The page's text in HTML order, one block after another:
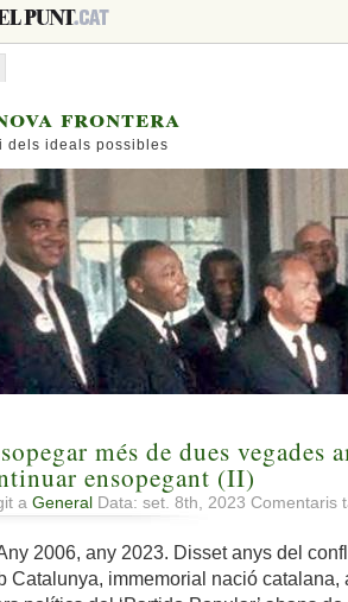
frontera
dels ideals possibles
més de dues vegades
ensopegant (II)
a General Data: set. 8th, 2023 Comentaris
2006, any 2023. Disset anys del
Catalunya, immemorial nació